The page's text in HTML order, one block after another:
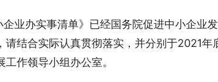
企业办实事清单》已经国务院促进中小企业
请结合实际认真贯彻落实，并分别于2021
作领导小组办公室。